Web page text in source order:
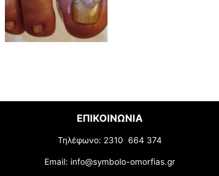
ΕΠΙΚΟΙΝΩΝΙΑ
Τηλέφωνο: 2310 664 374
Email: info@symbolo-omorfias.gr